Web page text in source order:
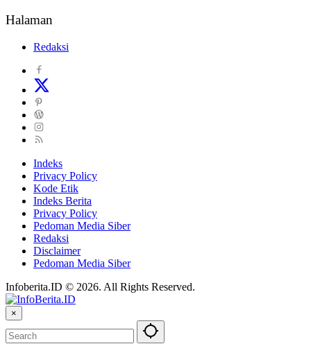
Halaman
Redaksi
Indeks
Privacy Policy
Kode Etik
Indeks Berita
Privacy Policy
Pedoman Media Siber
Redaksi
Disclaimer
Pedoman Media Siber
Infoberita.ID © 2026. All Rights Reserved.
×